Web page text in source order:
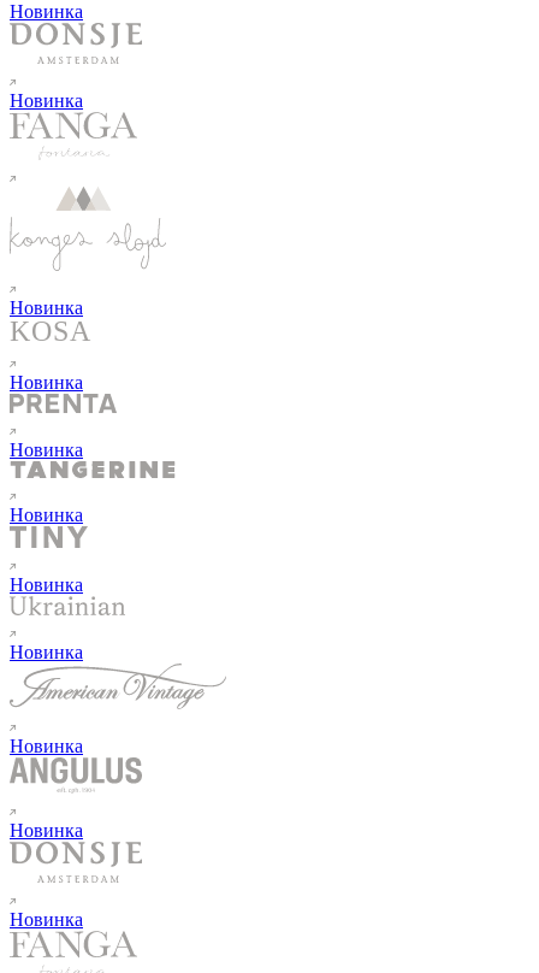
Новинка
Новинка
Новинка
Новинка
Новинка
Новинка
Новинка
Новинка
Новинка
Новинка
Новинка